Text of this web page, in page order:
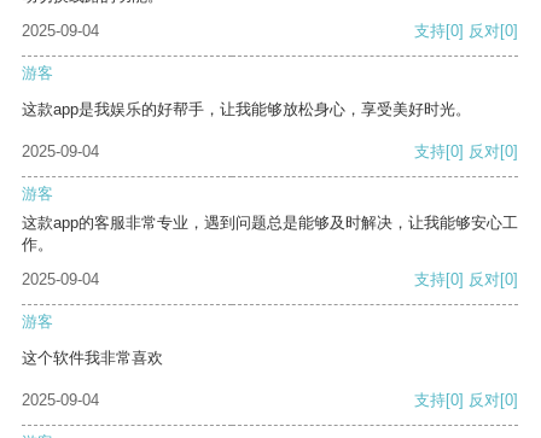
2025-09-04
支持[0] 反对[0]
游客
这款app是我娱乐的好帮手，让我能够放松身心，享受美好时光。
2025-09-04 支持[0] 反对[0]
游客
这款app的客服非常专业，遇到问题总是能够及时解决，让我能够安心工
作。
2025-09-04
支持[0] 反对[0]
游客
这个软件我非常喜欢
2025-09-04 支持[0] 反对[0]